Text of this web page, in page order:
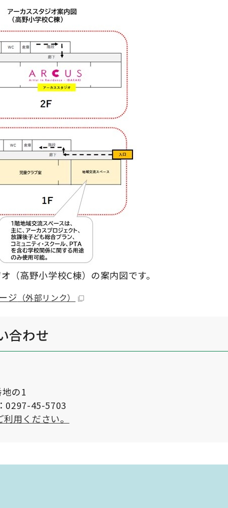
（高野小学校C棟）の案内図です。
ジ （外部リンク）
合わせ
の1
0297-45-5703
用ください。